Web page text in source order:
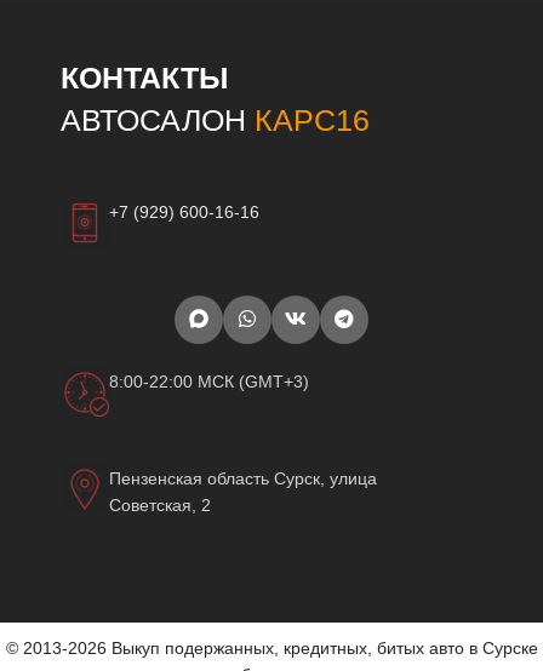
КОНТАКТЫ
АВТОСАЛОН КАРС16
+7 (929) 600-16-16
8:00-22:00 МСК (GMT+3)
Пензенская область Сурск, улица
Советская, 2
© 2013-2026 Выкуп подержанных, кредитных, битых авто в Сурске